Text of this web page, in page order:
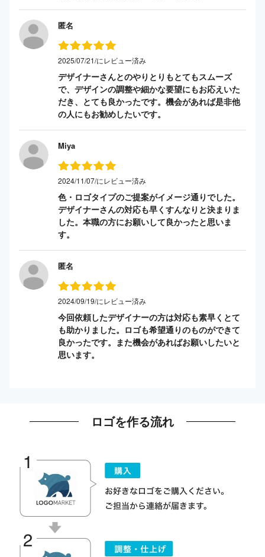
匿名
2025/07/21/にレビュー済み
デザイナーさんとのやりとりもとてもスムーズ
で、デザインの調整や細かな要望にもお応えいた
だき、とても良かったです。機会があれば是非他
の人にもお勧めしたいです。
Miya
2024/11/07/にレビュー済み
色・ロゴタイプのご提案がイメージ通りでした。
デザイナーさんの対応も早くすんなりと決まりま
した。本職の方にお願いして良かったと思いま
す。
匿名
2024/09/19/にレビュー済み
今回依頼したデザイナーの方は対応も素早くとて
も助かりました。ロゴも希望通りのものができて
良かったです。また機会があればお願いしたいと
思います。
ロゴを作る流れ